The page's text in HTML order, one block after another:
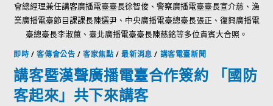
會總經理兼任講客廣播電臺臺長徐智俊、警察廣播電臺臺長宣介慈、漁
業廣播電臺節目課課長陳選尹、中央廣播電臺總臺長張正、復興廣播電
臺總臺長李淑蕙、臺北廣播電臺臺長陳慈銘等多位貴賓大合照。
即時 /客傳會公告 /客家焦點 /最新消息 / 講客電臺新聞
講客暨漢聲廣播電臺合作簽約 「國防
客起來」共下來講客